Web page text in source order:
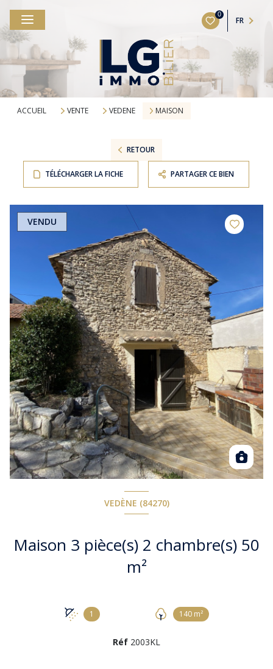
0
FR
ACCUEIL VENTE VEDENE MAISON
RETOUR
TÉLÉCHARGER LA FICHE PARTAGER CE BIEN
VENDU
VEDÈNE (84270)
Maison 3 pièce(s) 2 chambre(s) 50
m²
1 140 m²
Réf 2003KL